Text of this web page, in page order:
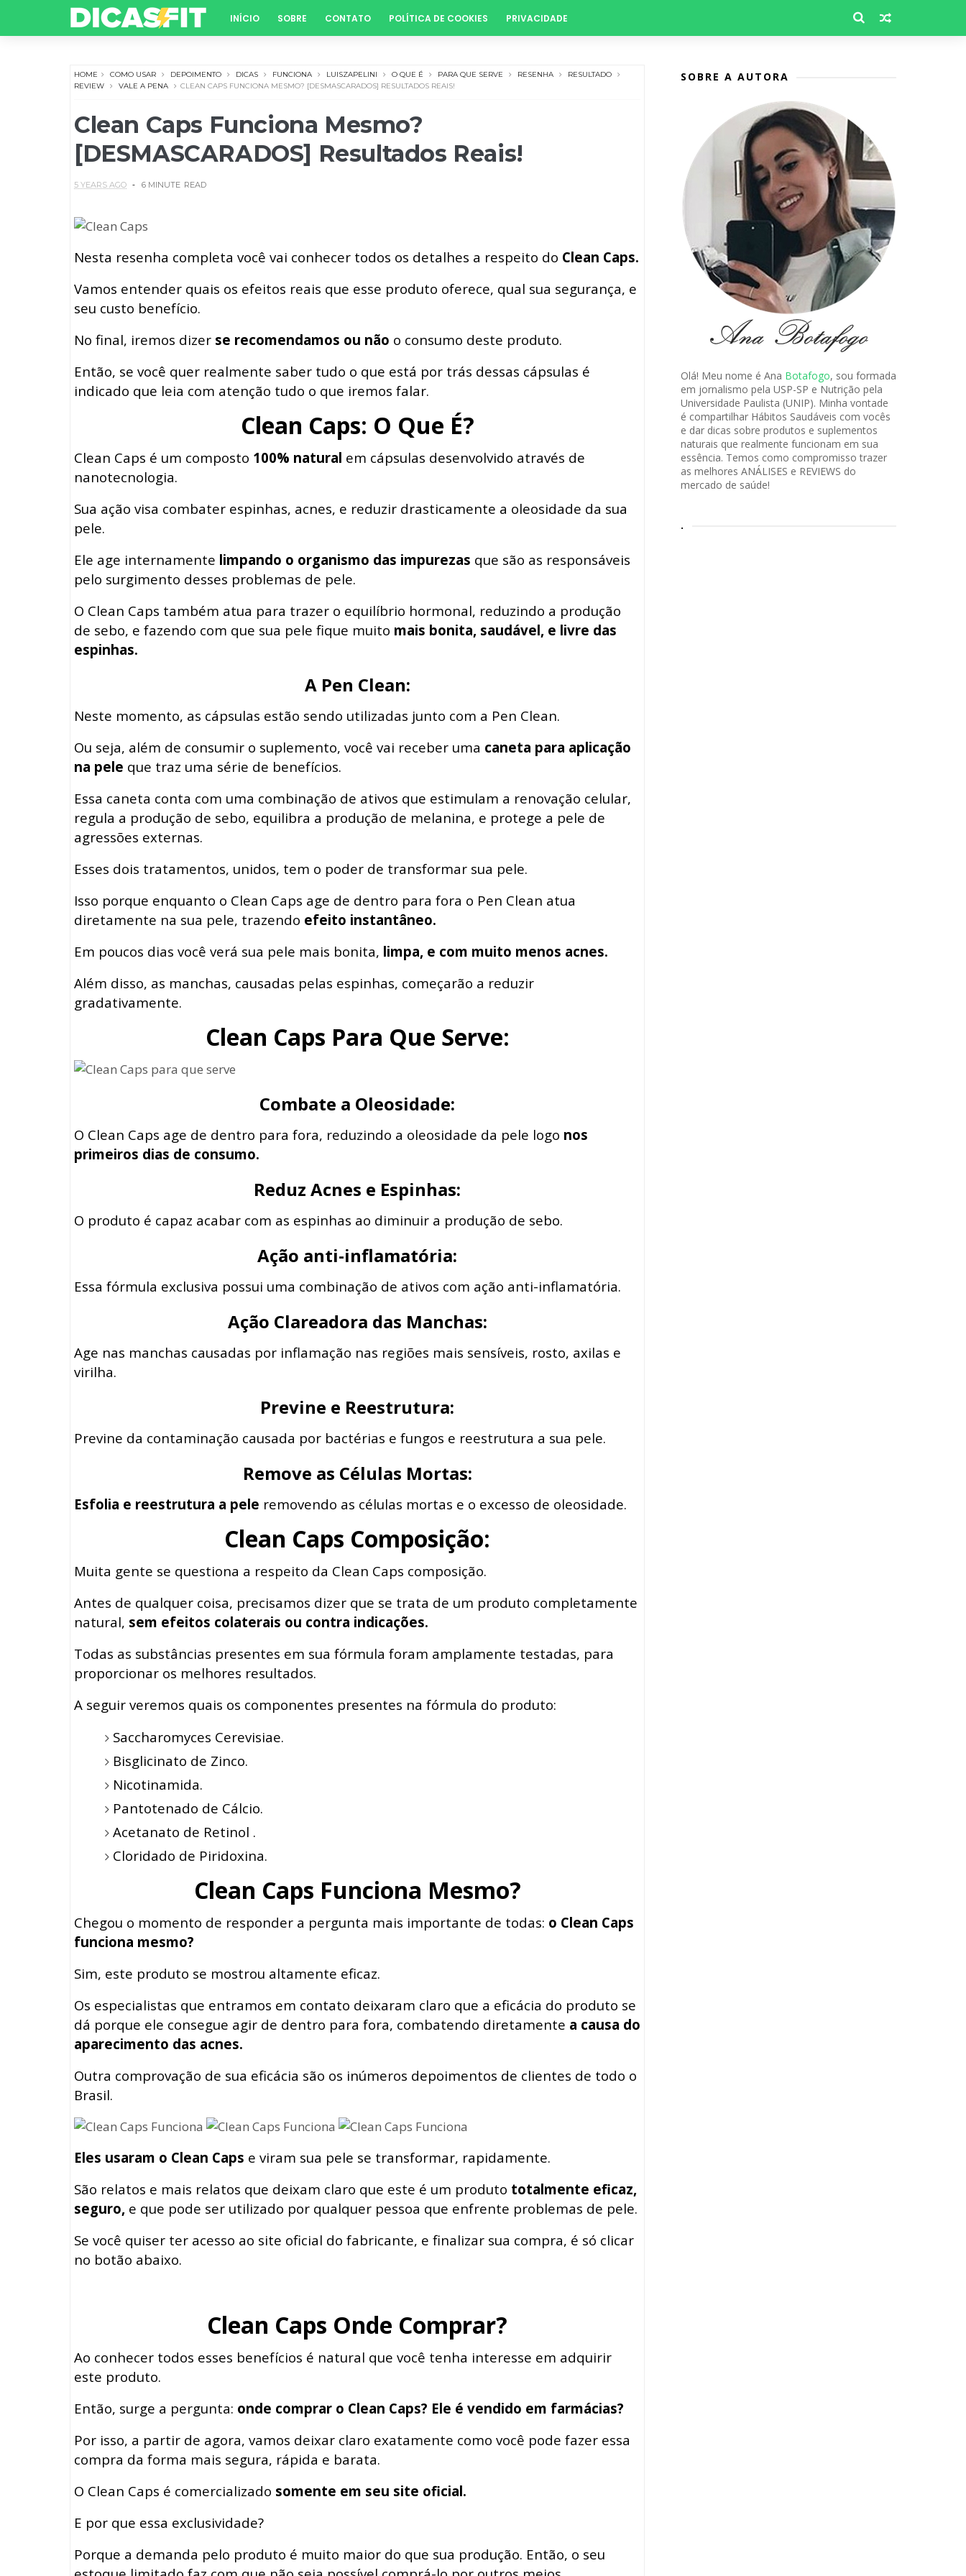
INÍCIO SOBRE CONTATO POLÍTICA DE COOKIES PRIVACIDADE
HOME COMO USAR DEPOIMENTO DICAS FUNCIONA LUISZAPELINI O QUE É PARA QUE SERVE RESENHA
RESULTADO
REVIEW
VALE A PENA CLEAN CAPS FUNCIONA MESMO? [DESMASCARADOS] RESULTADOS REAIS!
Clean Caps Funciona Mesmo?
[DESMASCARADOS] Resultados Reais!
5 YEARS AGO 6 MINUTE READ
Nesta resenha completa você vai conhecer todos os detalhes a respeito do Clean Caps.
Vamos entender quais os efeitos reais que esse produto oferece, qual sua segurança, e
seu custo benefício.
No final, iremos dizer se recomendamos ou não o consumo deste produto.
Então, se você quer realmente saber tudo o que está por trás dessas cápsulas é
indicado que leia com atenção tudo o que iremos falar.
Clean Caps: O Que É?
Clean Caps é um composto 100% natural em cápsulas desenvolvido através de
nanotecnologia.
Sua ação visa combater espinhas, acnes, e reduzir drasticamente a oleosidade da sua
pele.
Ele age internamente limpando o organismo das impurezas que são as responsáveis
pelo surgimento desses problemas de pele.
O Clean Caps também atua para trazer o equilíbrio hormonal, reduzindo a produção
de sebo, e fazendo com que sua pele fique muito mais bonita, saudável, e livre das
espinhas.
A Pen Clean:
Neste momento, as cápsulas estão sendo utilizadas junto com a Pen Clean.
Ou seja, além de consumir o suplemento, você vai receber uma caneta para aplicação
na pele que traz uma série de benefícios.
Essa caneta conta com uma combinação de ativos que estimulam a renovação celular,
regula a produção de sebo, equilibra a produção de melanina, e protege a pele de
agressões externas.
Esses dois tratamentos, unidos, tem o poder de transformar sua pele.
Isso porque enquanto o Clean Caps age de dentro para fora o Pen Clean atua
diretamente na sua pele, trazendo efeito instantâneo.
Em poucos dias você verá sua pele mais bonita, limpa, e com muito menos acnes.
Além disso, as manchas, causadas pelas espinhas, começarão a reduzir
gradativamente.
Clean Caps Para Que Serve:
Combate a Oleosidade:
O Clean Caps age de dentro para fora, reduzindo a oleosidade da pele logo nos
primeiros dias de consumo.
Reduz Acnes e Espinhas:
O produto é capaz acabar com as espinhas ao diminuir a produção de sebo.
Ação anti-inflamatória:
Essa fórmula exclusiva possui uma combinação de ativos com ação anti-inflamatória.
Ação Clareadora das Manchas:
Age nas manchas causadas por inflamação nas regiões mais sensíveis, rosto, axilas e
virilha.
Previne e Reestrutura:
Previne da contaminação causada por bactérias e fungos e reestrutura a sua pele.
Remove as Células Mortas:
Esfolia e reestrutura a pele removendo as células mortas e o excesso de oleosidade.
Clean Caps Composição:
Muita gente se questiona a respeito da Clean Caps composição.
Antes de qualquer coisa, precisamos dizer que se trata de um produto completamente
natural, sem efeitos colaterais ou contra indicações.
Todas as substâncias presentes em sua fórmula foram amplamente testadas, para
proporcionar os melhores resultados.
A seguir veremos quais os componentes presentes na fórmula do produto:
Saccharomyces Cerevisiae.
Bisglicinato de Zinco.
Nicotinamida.
Pantotenado de Cálcio.
Acetanato de Retinol .
Cloridado de Piridoxina.
Clean Caps Funciona Mesmo?
Chegou o momento de responder a pergunta mais importante de todas: o Clean Caps
funciona mesmo?
Sim, este produto se mostrou altamente eficaz.
Os especialistas que entramos em contato deixaram claro que a eficácia do produto se
dá porque ele consegue agir de dentro para fora, combatendo diretamente a causa do
aparecimento das acnes.
Outra comprovação de sua eficácia são os inúmeros depoimentos de clientes de todo o
Brasil.
Eles usaram o Clean Caps e viram sua pele se transformar, rapidamente.
São relatos e mais relatos que deixam claro que este é um produto totalmente eficaz,
seguro, e que pode ser utilizado por qualquer pessoa que enfrente problemas de pele.
Se você quiser ter acesso ao site oficial do fabricante, e finalizar sua compra, é só clicar
no botão abaixo.
Clean Caps Onde Comprar?
Ao conhecer todos esses benefícios é natural que você tenha interesse em adquirir
este produto.
Então, surge a pergunta: onde comprar o Clean Caps? Ele é vendido em farmácias?
Por isso, a partir de agora, vamos deixar claro exatamente como você pode fazer essa
compra da forma mais segura, rápida e barata.
O Clean Caps é comercializado somente em seu site oficial.
E por que essa exclusividade?
Porque a demanda pelo produto é muito maior do que sua produção. Então, o seu
SOBRE A AUTORA
Olá! Meu nome é Ana Botafogo, sou formada
em jornalismo pela USP-SP e Nutrição pela
Universidade Paulista (UNIP). Minha vontade
é compartilhar Hábitos Saudáveis com vocês
e dar dicas sobre produtos e suplementos
naturais que realmente funcionam em sua
essência. Temos como compromisso trazer
as melhores ANÁLISES e REVIEWS do
mercado de saúde!
.